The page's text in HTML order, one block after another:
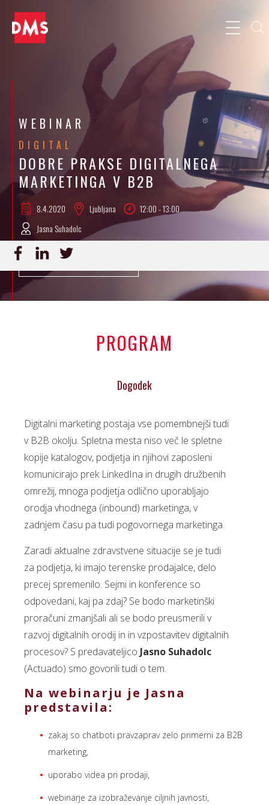
WEBINAR
DIGITAL
DOBRE PRAKSE DIGITALNEGA
MARKETINGA V B2B
8.4.2020 Ljubljana
12:00 - 13:00
Jasna Suhadolc
PROGRAM
Dogodek
Digitalni marketing postaja vse pomembnejši tudi
v B2B okolju. Spletna mesta niso več le spletne
kopije katalogov, podjetja in njihovi zaposleni
komunicirajo prek LinkedIna in drugih družbenih
omrežij, mnoga podjetja odlično uporabljajo
orodja vhodnega (inbound) marketinga, v
zadnjem času pa tudi pogovornega marketinga.
Zaradi aktualne zdravstvene situacije se je tudi
za podjetja, ki imajo terenske prodajalce, delo
precej spremenilo. Sejmi in konference so
odpovedani, kaj pa zdaj? Se bodo marketinški
proračuni zmanjšali ali se bodo preusmerili v
razvoj digitalnih orodij in in vzpostavitev digitalnih
procesov? S predavateljico Jasno Suhadolc
(Actuado) smo govorili tudi o tem.
Na webinarju je Jasna
predstavila:
zakaj so chatboti pravzaprav zelo primerni za B2B
marketing,
uporabo videa pri prodaji,
webinarje za izobraževanje ciljnih javnosti,